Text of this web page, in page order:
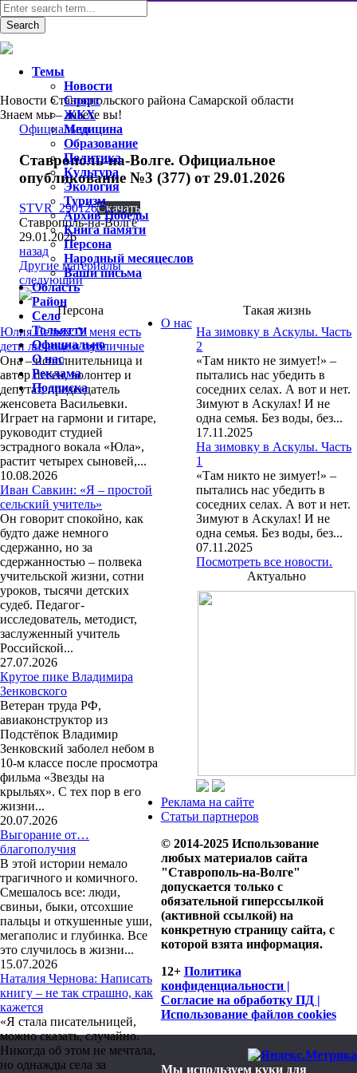
Новости Ставропольского района Самарской области
Знаем мы – знаете вы!
Официально
Ставрополь-на-Волге. Официальное
опубликование №3 (377) от 29.01.2026
STVR_290126Скачать
Ставрополь-на-Волге
29.01.2026
назад
Другие материалы
следующий
Персона
Юлия Лелюх: У меня есть
дети личные и публичные
Она – исполнительница и
автор песен, волонтер и
депутат, председатель
женсовета Васильевки.
Играет на гармони и гитаре,
руководит студией
эстрадного вокала «Юла»,
растит четырех сыновей,...
10.08.2026
Иван Савкин: «Я – простой
сельский учитель»
Он говорит спокойно, как
будто даже немного
сдержанно, но за
сдержанностью – полвека
учительской жизни, сотни
уроков, тысячи детских
судеб. Педагог-
исследователь, методист,
заслуженный учитель
Российской...
27.07.2026
Крутое пике Владимира
Зенковского
Ветеран труда РФ,
авиаконструктор из
Подстёпок Владимир
Зенковский заболел небом в
10-м классе после просмотра
фильма «Звезды на
крыльях». С тех пор в его
жизни...
20.07.2026
Выгорание от…
благополучия
В этой истории немало
трагичного и комичного.
Смешалось все: люди,
свиньи, быки, отсохшие
пальцы и откушенные уши,
мегаполис и глубинка. Все
это случилось в жизни...
15.07.2026
Наталия Чернова: Написать
книгу – не так страшно, как
кажется
«Я стала писательницей,
можно сказать, случайно.
Никогда об этом не мечтала,
но однажды села за
Такая жизнь
На зимовку в Аскулы. Часть
2
«Там никто не зимует!» –
пытались нас убедить в
соседних селах. А вот и нет.
Зимуют в Аскулах! И не
одна семья. Без воды, без...
17.11.2025
На зимовку в Аскулы. Часть
1
«Там никто не зимует!» –
пытались нас убедить в
соседних селах. А вот и нет.
Зимуют в Аскулах! И не
одна семья. Без воды, без...
07.11.2025
Посмотреть все новости.
Актуально
О нас
Реклама на сайте
Статьи партнеров
© 2014-2025 Использование
любых материалов сайта
"Ставрополь-на-Волге"
допускается только с
обязательной гиперссылкой
(активной ссылкой) на
конкретную страницу сайта, с
которой взята информация.
12+ Политика
конфиденциальности |
Согласие на обработку ПД |
Использование файлов cookies
Темы
Новости
Спорт
ЖКХ
Медицина
Образование
Политика
Культура
Экология
Туризм
Архив Победы
Книга памяти
Персона
Народный месяцеслов
Ваши письма
Область
Район
Село
Тольятти
Официально
О нас
Реклама
Подписка
Мы используем куки для